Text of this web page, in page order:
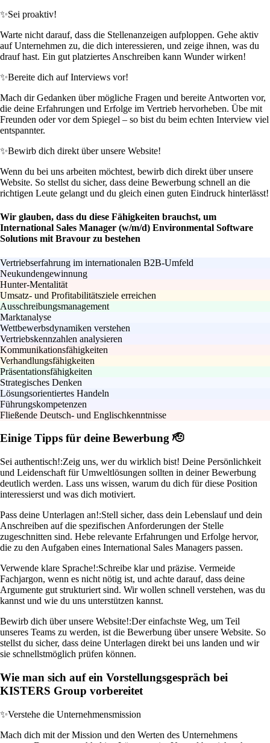
✨Sei proaktiv!
Warte nicht darauf, dass die Stellenanzeigen aufploppen. Gehe aktiv
auf Unternehmen zu, die dich interessieren, und zeige ihnen, was du
drauf hast. Ein gut platziertes Anschreiben kann Wunder wirken!
✨Bereite dich auf Interviews vor!
Mach dir Gedanken über mögliche Fragen und bereite Antworten vor,
die deine Erfahrungen und Erfolge im Vertrieb hervorheben. Übe mit
Freunden oder vor dem Spiegel – so bist du beim echten Interview viel
entspannter.
✨Bewirb dich direkt über unsere Website!
Wenn du bei uns arbeiten möchtest, bewirb dich direkt über unsere
Website. So stellst du sicher, dass deine Bewerbung schnell an die
richtigen Leute gelangt und du gleich einen guten Eindruck hinterlässt!
Wir glauben, dass du diese Fähigkeiten brauchst, um
International Sales Manager (w/m/d) Environmental Software
Solutions mit Bravour zu bestehen
Vertriebserfahrung im internationalen B2B-Umfeld
Neukundengewinnung
Hunter-Mentalität
Umsatz- und Profitabilitätsziele erreichen
Ausschreibungsmanagement
Marktanalyse
Wettbewerbsdynamiken verstehen
Vertriebskennzahlen analysieren
Kommunikationsfähigkeiten
Verhandlungsfähigkeiten
Präsentationsfähigkeiten
Strategisches Denken
Lösungsorientiertes Handeln
Führungskompetenzen
Fließende Deutsch- und Englischkenntnisse
Einige Tipps für deine Bewerbung 🫡
Sei authentisch!:Zeig uns, wer du wirklich bist! Deine Persönlichkeit
und Leidenschaft für Umweltlösungen sollten in deiner Bewerbung
deutlich werden. Lass uns wissen, warum du dich für diese Position
interessierst und was dich motiviert.
Pass deine Unterlagen an!:Stell sicher, dass dein Lebenslauf und dein
Anschreiben auf die spezifischen Anforderungen der Stelle
zugeschnitten sind. Hebe relevante Erfahrungen und Erfolge hervor,
die zu den Aufgaben eines International Sales Managers passen.
Verwende klare Sprache!:Schreibe klar und präzise. Vermeide
Fachjargon, wenn es nicht nötig ist, und achte darauf, dass deine
Argumente gut strukturiert sind. Wir wollen schnell verstehen, was du
kannst und wie du uns unterstützen kannst.
Bewirb dich über unsere Website!:Der einfachste Weg, um Teil
unseres Teams zu werden, ist die Bewerbung über unsere Website. So
stellst du sicher, dass deine Unterlagen direkt bei uns landen und wir
sie schnellstmöglich prüfen können.
Wie man sich auf ein Vorstellungsgespräch bei
KISTERS Group vorbereitet
✨Verstehe die Unternehmensmission
Mach dich mit der Mission und den Werten des Unternehmens